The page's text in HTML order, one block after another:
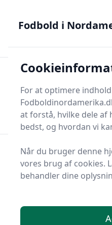
til nordamerikansk fodbold
Menu
Søg
Fodbold i
For at optimere
at forstå, hvilke dele
bedst, og hvordan vi
Når du bruger denne
vores brug af cookies.
behandler dine